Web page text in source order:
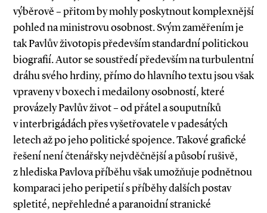
výběrově – přitom by mohly poskytnout komplexnější
pohled na ministrovu osobnost. Svým zaměřením je
tak Pavlův životopis především standardní politickou
biografií. Autor se soustředí především na turbulentní
dráhu svého hrdiny, přímo do hlavního textu jsou však
vpraveny v boxech i medailony osobností, které
provázely Pavlův život – od přátel a souputníků
v interbrigádách přes vyšetřovatele v padesátých
letech až po jeho politické spojence. Takové grafické
řešení není čtenářsky nejvděčnější a působí rušivě,
z hlediska Pavlova příběhu však umožňuje podnětnou
komparaci jeho peripetií s příběhy dalších postav
spletité, nepřehledné a paranoidní stranické